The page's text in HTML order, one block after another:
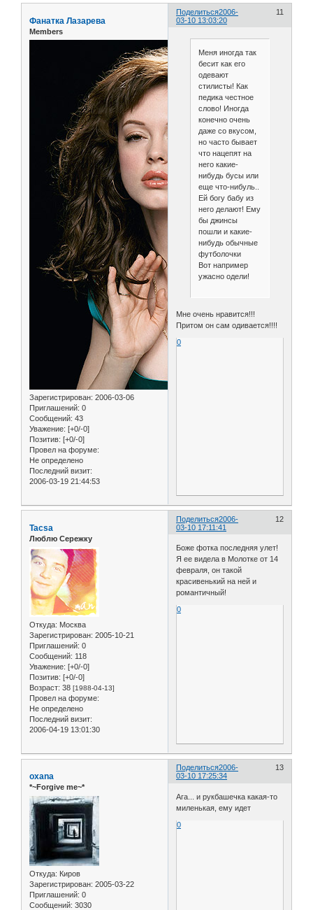
Поделиться 11
2006-
03-10 13:03:20
Фанатка Лазарева
Members
Зарегистрирован: 2006-03-06
Приглашений: 0
Сообщений: 43
Уважение: [+0/-0]
Позитив: [+0/-0]
Провел на форуме:
Не определено
Последний визит:
2006-03-19 21:44:53
Меня иногда так
бесит как его
одевают
стилисты! Как
педика честное
слово! Иногда
конечно очень
даже со вкусом,
но часто бывает
что нацепят на
него какие-
нибудь бусы или
еще что-нибуль..
Ей богу бабу из
него делают! Ему
бы джинсы
пошли и какие-
нибудь обычные
футболочки
Вот например
ужасно одели!
Мне очень нравится!!!
Притом он сам одивается!!!!
0
Поделиться 12
2006-
03-10 17:11:41
Tacsa
Люблю Сережку
Откуда: Москва
Зарегистрирован: 2005-10-21
Приглашений: 0
Сообщений: 118
Уважение: [+0/-0]
Позитив: [+0/-0]
Возраст: 38 [1988-04-13]
Провел на форуме:
Не определено
Последний визит:
2006-04-19 13:01:30
Боже фотка последняя улет!
Я ее видела в Молотке от 14
февраля, он такой
красивенький на ней и
романтичный!
0
Поделиться 13
2006-
03-10 17:25:34
oxana
*~Forgive me~*
Откуда: Киров
Зарегистрирован: 2005-03-22
Приглашений: 0
Сообщений: 3030
Ага... и рукбашечка какая-то
миленькая, ему идет
0